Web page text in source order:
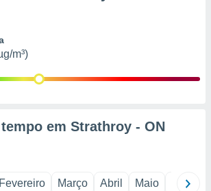
m³)
em Strathroy - ON
Fevereiro Março Abril Maio Junho